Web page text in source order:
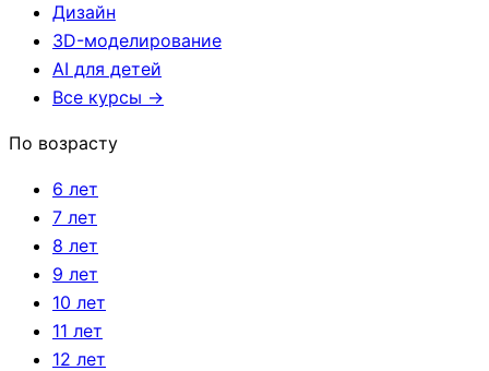
Дизайн
3D-моделирование
AI для детей
Все курсы →
По возрасту
6 лет
7 лет
8 лет
9 лет
10 лет
11 лет
12 лет